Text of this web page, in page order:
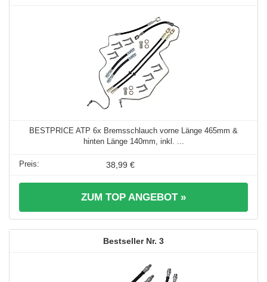
BESTPRICE ATP 6x Bremsschlauch vorne Länge 465mm &
hinten Länge 140mm, inkl. ...
38,99 €
ZUM TOP ANGEBOT »
3